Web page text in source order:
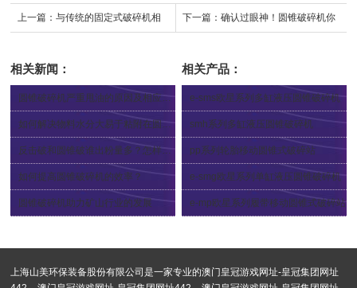
上一篇： 与传统的固定式破碎机相 下一篇：确认过眼神！圆锥破碎机你
相关新闻：
圆锥破碎机严重甩油的原因及相应解决方法
2024-03-08
如何解决物料水分大易于粘附在圆锥破碎机中的问题
2024-01-10
反击破和圆锥破谁出粉量多？怎样才能解决大量的出粉问题？
2024-01-10
如何提高圆锥破碎机的效率？
2024-01-10
圆锥破碎机助力矿山行业的发展
相关产品：
e-sms欧星系列多缸液压圆锥破碎机
2012-12-04
smh系列多缸液压圆锥破碎机
2012-12-04
pp系列轮胎移动圆锥式破碎站
2024-04-12
e-smg欧星系列单缸液压圆锥破碎机
2024-01-25
e-mp欧星系列履带移动圆锥式破碎站
上海山美环保装备股份有限公司是一家专业的澳门皇冠游戏网址-皇冠集团网址